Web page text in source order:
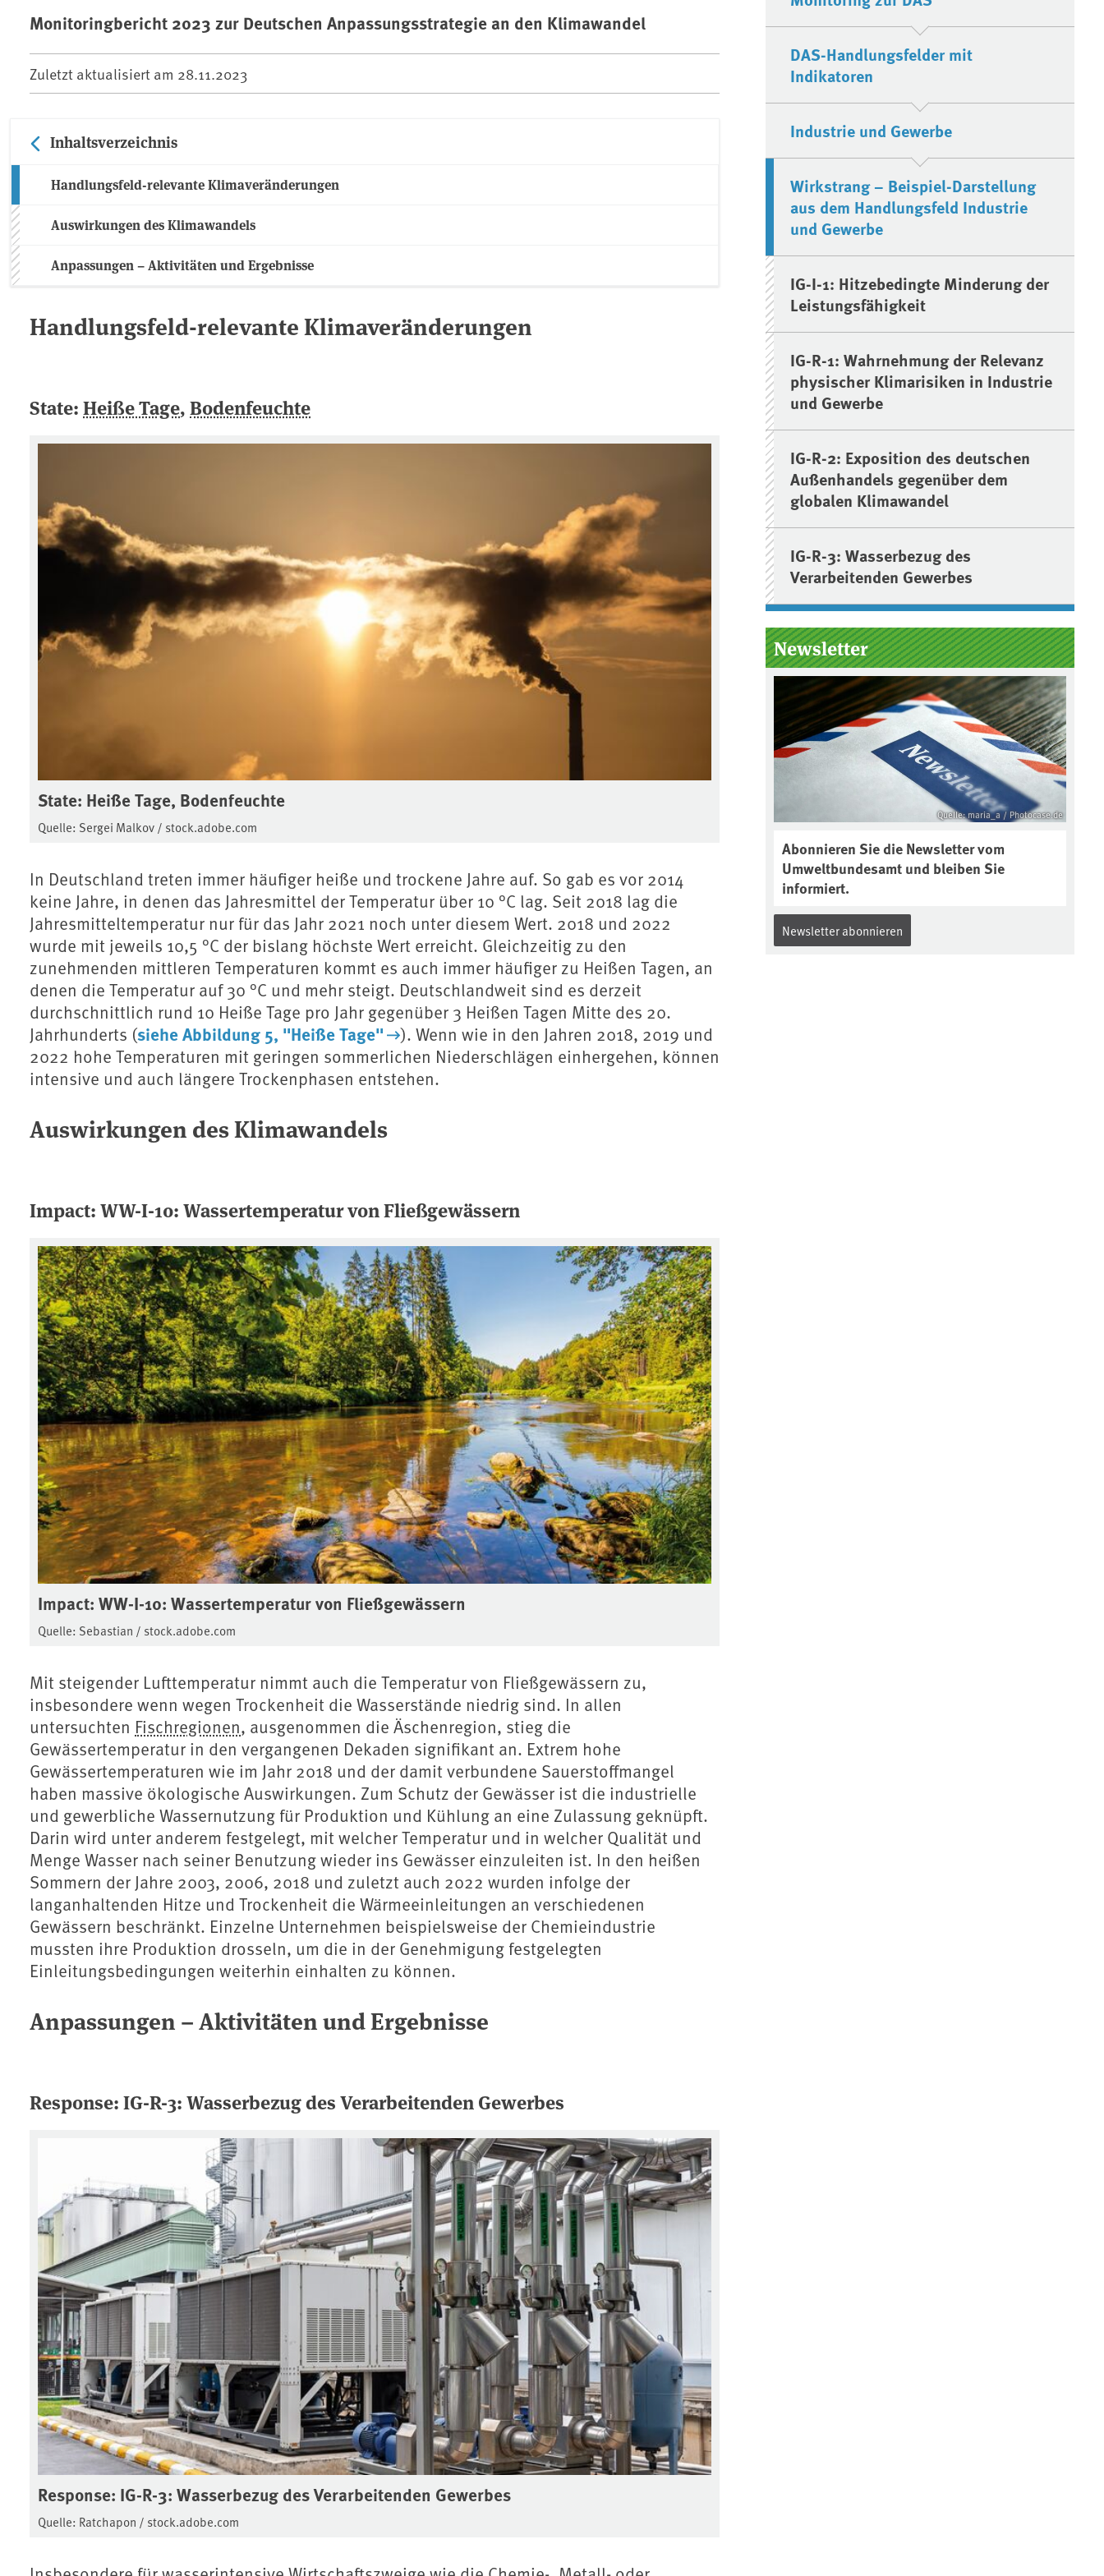
Monitoringbericht 2023 zur Deutschen Anpassungsstrategie an den Klimawandel
Zuletzt aktualisiert am 28.11.2023
Inhaltsverzeichnis
Handlungsfeld-relevante Klimaveränderungen
Auswirkungen des Klimawandels
Anpassungen – Aktivitäten und Ergebnisse
Handlungsfeld-relevante Klimaveränderungen
State:Heiße Tage,Bodenfeuchte
State: Heiße Tage, Bodenfeuchte
Quelle: Sergei Malkov / stock.adobe.com
In Deutschland treten immer häufiger heiße und trockene Jahre auf. So gab es vor 2014
keine Jahre, in denen das Jahresmittel der Temperatur über 10 °C lag. Seit 2018 lag die
Jahresmitteltemperatur nur für das Jahr 2021 noch unter diesem Wert. 2018 und 2022
wurde mit jeweils 10,5 °C der bislang höchste Wert erreicht. Gleichzeitig zu den
zunehmenden mittleren Temperaturen kommt es auch immer häufiger zu Heißen Tagen, an
denen die Temperatur auf 30 °C und mehr steigt. Deutschlandweit sind es derzeit
durchschnittlich rund 10 Heiße Tage pro Jahr gegenüber 3 Heißen Tagen Mitte des 20.
Jahrhunderts (siehe Abbildung 5, "Heiße Tage"
). Wenn wie in den Jahren 2018, 2019 und
2022 hohe Temperaturen mit geringen sommerlichen Niederschlägen einhergehen, können
intensive und auch längere Trockenphasen entstehen.
Auswirkungen des Klimawandels
Impact: WW-I-10: Wassertemperatur von Fließgewässern
Impact: WW-I-10: Wassertemperatur von Fließgewässern
Quelle: Sebastian / stock.adobe.com
Mit steigender Lufttemperatur nimmt auch die Temperatur von Fließgewässern zu,
insbesondere wenn wegen Trockenheit die Wasserstände niedrig sind. In allen
untersuchten Fischregionen, ausgenommen die Äschenregion, stieg die
Gewässertemperatur in den vergangenen Dekaden signifikant an. Extrem hohe
Gewässertemperaturen wie im Jahr 2018 und der damit verbundene Sauerstoffmangel
haben massive ökologische Auswirkungen. Zum Schutz der Gewässer ist die industrielle
und gewerbliche Wassernutzung für Produktion und Kühlung an eine Zulassung geknüpft.
Darin wird unter anderem festgelegt, mit welcher Temperatur und in welcher Qualität und
Menge Wasser nach seiner Benutzung wieder ins Gewässer einzuleiten ist. In den heißen
Sommern der Jahre 2003, 2006, 2018 und zuletzt auch 2022 wurden infolge der
langanhaltenden Hitze und Trockenheit die Wärmeeinleitungen an verschiedenen
Gewässern beschränkt. Einzelne Unternehmen beispielsweise der Chemieindustrie
mussten ihre Produktion drosseln, um die in der Genehmigung festgelegten
Einleitungsbedingungen weiterhin einhalten zu können.
Anpassungen – Aktivitäten und Ergebnisse
Response: IG-R-3: Wasserbezug des Verarbeitenden Gewerbes
Response: IG-R-3: Wasserbezug des Verarbeitenden Gewerbes
Quelle: Ratchapon / stock.adobe.com
DAS-Handlungsfelder mit
Indikatoren
Industrie und Gewerbe
Wirkstrang – Beispiel-Darstellung
aus dem Handlungsfeld Industrie
und Gewerbe
IG-I-1: Hitzebedingte Minderung der
Leistungsfähigkeit
IG-R-1: Wahrnehmung der Relevanz
physischer Klimarisiken in Industrie
und Gewerbe
IG-R-2: Exposition des deutschen
Außenhandels gegenüber dem
globalen Klimawandel
IG-R-3: Wasserbezug des
Verarbeitenden Gewerbes
Newsletter
Quelle: maria_a / Photocase.de
Abonnieren Sie die Newsletter vom
Umweltbundesamt und bleiben Sie
informiert.
Newsletter abonnieren